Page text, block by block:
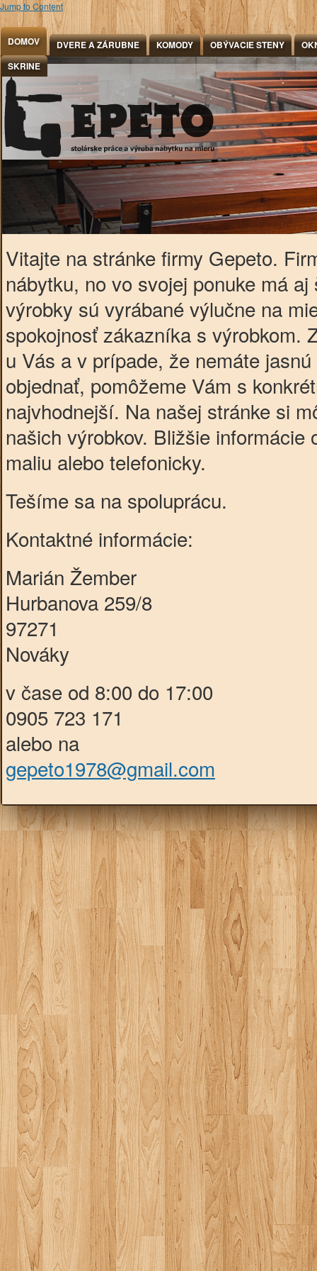
Jump to Content
DOMOV DVERE A ZÁRUBNE KOMODY OBÝVACIE STENY
SKRINE
Vitajte na stránke firmy Gepeto.
nábytku, no vo svojej ponuke má
výrobky sú vyrábané výlučne na
spokojnosť zákazníka s výrobkom.
u Vás a v prípade, že nemáte
objednať, pomôžeme Vám s
najvhodnejší. Na našej stránke si
našich výrobkov. Bližšie
maliu alebo telefonicky.
Tešíme sa na spoluprácu.
Kontaktné informácie:
Marián Žember
Hurbanova 259/8
97271
Nováky
v čase od 8:00 do 17:00
0905 723 171
alebo na
gepeto1978@gmail.com